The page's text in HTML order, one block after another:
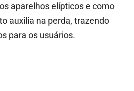
aparelhos elípticos e como
auxilia na perda, trazendo
para os usuários.